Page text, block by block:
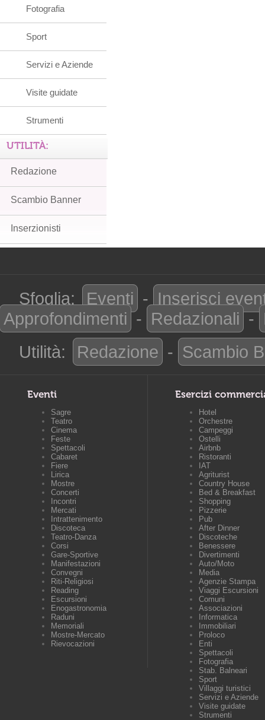
Fotografia
Sport
Servizi e Aziende
Visite guidate
Strumenti
UTILITÀ:
Redazione
Scambio Banner
Inserzionisti
Sfoglia: Eventi - Inserisci
Approfondimenti - Redazionali -
Utilità:
Redazione - Scambio
Eventi
Sagre
Teatro
Cinema
Feste
Spettacoli
Cabaret
Fiere
Lirica
Mostre
Concerti
Incontri
Mercati
Intrattenimento
Discoteca
Teatro-Danza
Corsi
Gare-Sportive
Manifestazioni
Convegni
Riti-Religiosi
Reading
Escursioni
Enogastronomia
Raduni
Memoriali
Mostre-Mercato
Rievocazioni
Esercizi
Hotel
Orchestre
Campeggi
Ostelli
Airbnb
Ristoranti
IAT
Agriturist
Country House
Bed & Breakfast
Shopping
Pizzerie
Pub
After Dinner
Discoteche
Benessere
Divertimenti
Auto/Moto
Media
Agenzie Stampa
Viaggi Escursioni
Comuni
Associazioni
Informatica
Immobiliari
Proloco
Enti
Spettacoli
Fotografia
Stab. Balneari
Sport
Villaggi turistici
Servizi e Aziende
Visite guidate
Strumenti